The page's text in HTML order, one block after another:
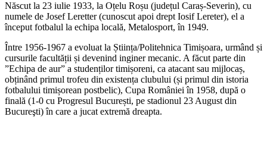
Născut la 23 iulie 1933, la Oțelu Roșu (județul Caraș-Severin), cu
numele de Josef Leretter (cunoscut apoi drept Iosif Lereter), el a
început fotbalul la echipa locală, Metalosport, în 1949.
Între 1956-1967 a evoluat la Știința/Politehnica Timișoara, urmând și
cursurile facultății și devenind inginer mecanic. A făcut parte din
”Echipa de aur” a studenților timișoreni, ca atacant sau mijlocaș,
obținând primul trofeu din existența clubului (și primul din istoria
fotbalului timișorean postbelic), Cupa României în 1958, după o
finală (1-0 cu Progresul București, pe stadionul 23 August din
Bucureşti) în care a jucat extremă dreapta.